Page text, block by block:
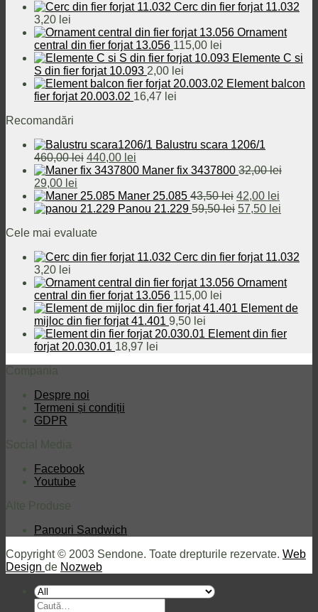
32,00 lei.
Cerc din fier forjat 11.032
3,20 lei
Ornament
central din fier forjat 13.056 115,00 lei
Elemente C si
S din fier forjat 10.093 2,00 lei
Element balcon
fier forjat 20.003.02 16,47 lei
Recomandări
Balustru scara 1206/1
460,00lei Prețul
inițial
fost:
460,00 lei.
440,00 lei
curent
440,00 lei.
Maner fix 3437800 32,00lei
Prețul
inițial
a
32,00 lei.
29,00 lei
curent
este:
Maner 25.085 43,50lei Prețul
inițial
42,00 lei
curent
Panou 21.229 59,50lei Prețul
59,50 lei.
57,50 lei
Cele mai evaluate
Cerc din fier forjat 11.032
3,20 lei
Ornament
central din fier forjat 13.056 115,00 lei
Element de
mijloc din fier forjat 41.401 9,50 lei
Element din fier
forjat 20.030.01 18,97 lei
Compania
Despre noi
Termeni și condiții
GDPR
Social Media
Facebook
Youtube
Alte Produse
Panouri Sandwich
Copyright © 2003 Sendone. Toate drepturile rezervate. Web
Design de Nozweb
Caută